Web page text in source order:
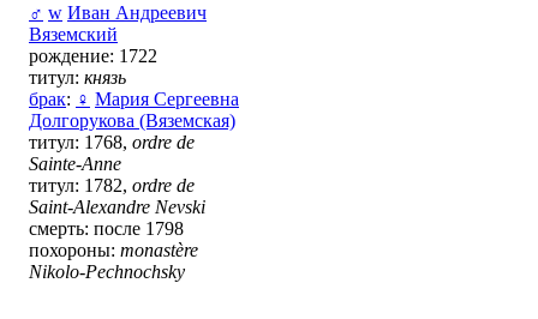
♂ w Иван Андреевич
Вяземский
рождение: 1722
титул: князь
брак: ♀ Мария Сергеевна
Долгорукова (Вяземская)
титул: 1768, ordre de
Sainte-Anne
титул: 1782, ordre de
Saint-Alexandre Nevski
смерть: после 1798
похороны: monastère
Nikolo-Pechnochsky